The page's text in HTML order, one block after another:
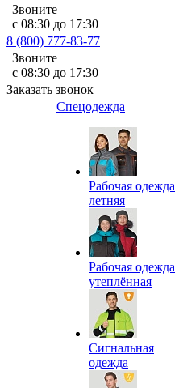
Звоните
с 08:30 до 17:30
8 (800) 777-83-77
Звоните
с 08:30 до 17:30
Заказать звонок
Спецодежда
Рабочая одежда
летняя
Рабочая одежда
утеплённая
Сигнальная
одежда